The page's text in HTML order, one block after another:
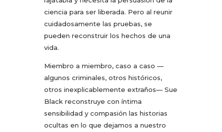
ciencia para ser liberada. Pero al reunir
cuidadosamente las pruebas, se
pueden reconstruir los hechos de una
vida.
Miembro a miembro, caso a caso —
algunos criminales, otros históricos,
otros inexplicablemente extraños— Sue
Black reconstruye con íntima
sensibilidad y compasión las historias
ocultas en lo que dejamos a nuestro